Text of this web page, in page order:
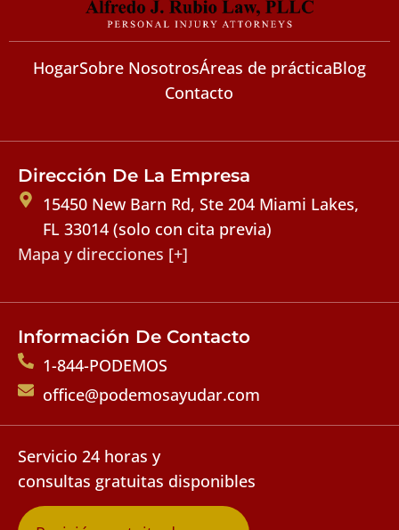
HogarSobre NosotrosÁreas de prácticaBlog
Contacto
Dirección De La Empresa
15450 New Barn Rd, Ste 204 Miami Lakes,
FL 33014 (solo con cita previa)
Mapa y direcciones [+]
Información De Contacto
1-844-PODEMOS
office@podemosayudar.com
Servicio 24 horas y
consultas gratuitas disponibles